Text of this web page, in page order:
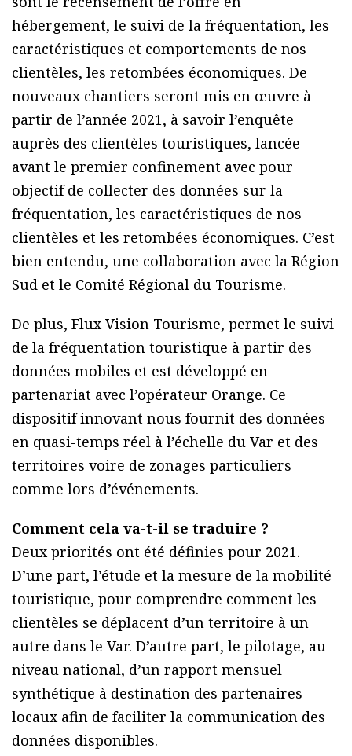
hébergement, le suivi de la fréquentation, les
caractéristiques et comportements de nos
clientèles, les retombées économiques. De
nouveaux chantiers seront mis en œuvre à
partir de l’année 2021, à savoir l’enquête
auprès des clientèles touristiques, lancée
avant le premier confinement avec pour
objectif de collecter des données sur la
fréquentation, les caractéristiques de nos
clientèles et les retombées économiques. C’est
bien entendu, une collaboration avec la Région
Sud et le Comité Régional du Tourisme.
De plus, Flux Vision Tourisme, permet le suivi
de la fréquentation touristique à partir des
données mobiles et est développé en
partenariat avec l’opérateur Orange. Ce
dispositif innovant nous fournit des données
en quasi-temps réel à l’échelle du Var et des
territoires voire de zonages particuliers
comme lors d’événements.
Comment cela va-t-il se traduire ?
Deux priorités ont été définies pour 2021.
D’une part, l’étude et la mesure de la mobilité
touristique, pour comprendre comment les
clientèles se déplacent d’un territoire à un
autre dans le Var. D’autre part, le pilotage, au
niveau national, d’un rapport mensuel
synthétique à destination des partenaires
locaux afin de faciliter la communication des
données disponibles.